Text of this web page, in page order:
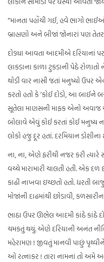
“માનતા પહોંચી ગઈ, હવે ભાગો
બ્રાહ્મણો અને બીજાં જોનારાં પણ
દોડ્યા આવતા આદમીએ દરિયાનાં
લાકડાના કાળા ટુકડાની પેઠે રોળાતો
થોડી વાર નાસી જતાં મનુષ્યો ઉપર
કરતો હતો કે ‘કોઈ દોડો, આ બાઈને
સૂતેલા માણસની માફક એનો અવાજ
બોલાવે એવું કોઈ કરતાં કોઈ મનુષ્ય
લોકો હજુ દૂર હતાં. દરમિયાન
ના, ના, એણે ફરીથી નજર કરી
વચ્ચે મારામારી ચાલતી હતી. એક
કાઢી નાખવા ઇચ્છતો હતો. ધરતી
મોજાંની દાઢમાંથી છોડાવી,
ભાઠા ઉપર ઊભેલ આદમી કાંઠે કાંઠે
ચમકતું થયું. એણે દરિયાની અનંત
મહેરામણ ! જીવતું માનવી પાછું
ઓ રત્નાકર ! તારા નામનાં તો અમે